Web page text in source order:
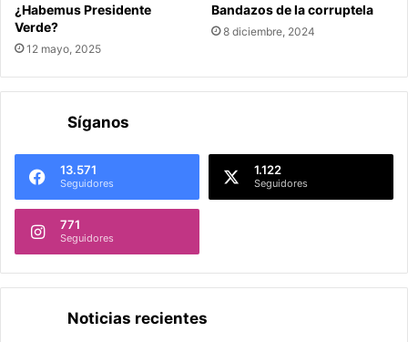
¿Habemus Presidente
Verde?
12 mayo, 2025
Bandazos de la corruptela
8 diciembre, 2024
Síganos
13.571
Seguidores
1.122
Seguidores
771
Seguidores
Noticias recientes